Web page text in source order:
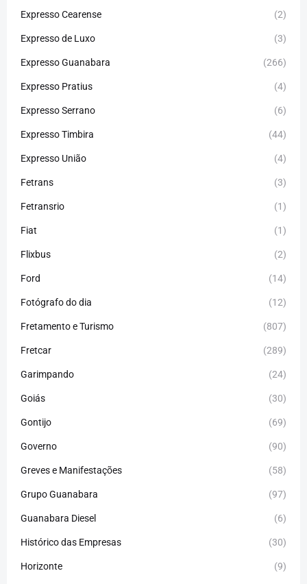
Expresso Cearense (2)
Expresso de Luxo (3)
Expresso Guanabara (266)
Expresso Pratius (4)
Expresso Serrano (6)
Expresso Timbira (44)
Expresso União (4)
Fetrans (3)
Fetransrio (1)
Fiat (1)
Flixbus (2)
Ford (14)
Fotógrafo do dia (12)
Fretamento e Turismo (807)
Fretcar (289)
Garimpando (24)
Goiás (30)
Gontijo (69)
Governo (90)
Greves e Manifestações (58)
Grupo Guanabara (97)
Guanabara Diesel (6)
Histórico das Empresas (30)
Horizonte (9)